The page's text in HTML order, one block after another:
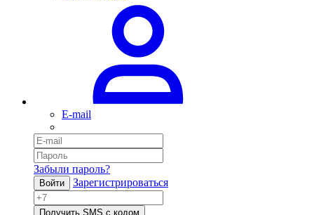
E-mail
Забыли пароль?
Войти Зарегистрироваться
Получить SMS с кодом